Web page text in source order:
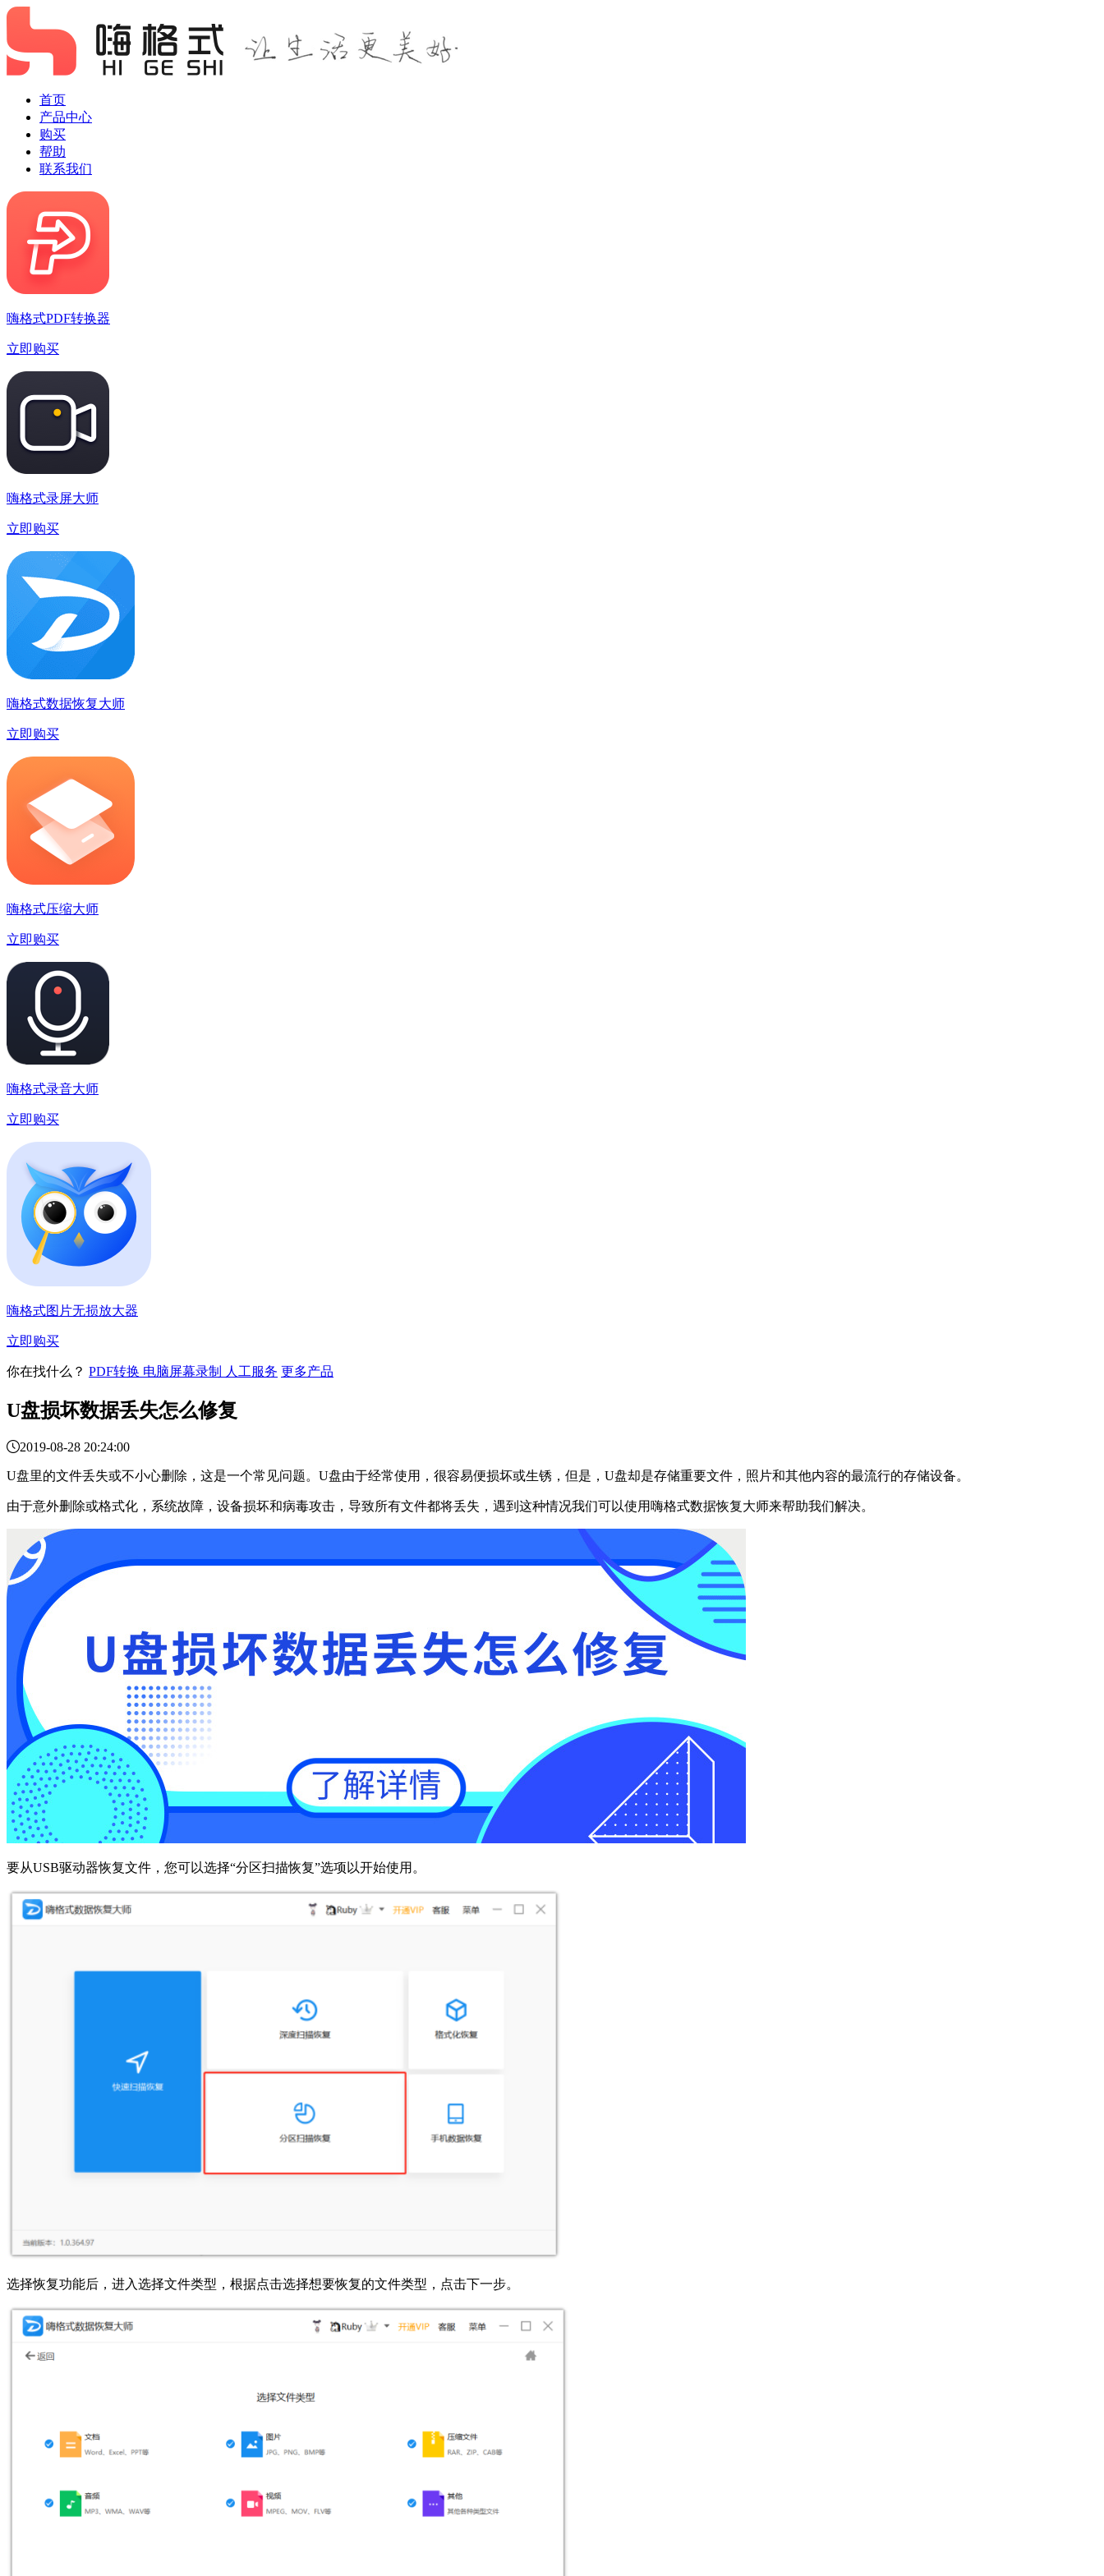
首页
产品中心
购买
帮助
联系我们
嗨格式PDF转换器
立即购买
嗨格式录屏大师
立即购买
嗨格式数据恢复大师
立即购买
嗨格式压缩大师
立即购买
嗨格式录音大师
立即购买
嗨格式图片无损放大器
立即购买
你在找什么？ PDF转换 电脑屏幕录制 人工服务 更多产品
U盘损坏数据丢失怎么修复
2019-08-28 20:24:00
U盘里的文件丢失或不小心删除，这是一个常见问题。U盘由于经常使用，很容易便损坏或生锈，但是，U盘却是存储重要文件，照片和其他内容的最流行的存储设备。
由于意外删除或格式化，系统故障，设备损坏和病毒攻击，导致所有文件都将丢失，遇到这种情况我们可以使用嗨格式数据恢复大师来帮助我们解决。
要从USB驱动器恢复文件，您可以选择“分区扫描恢复”选项以开始使用。
选择恢复功能后，进入选择文件类型，根据点击选择想要恢复的文件类型，点击下一步。